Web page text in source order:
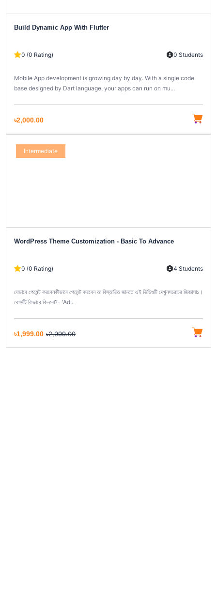
Build Dynamic App With Flutter
0 (0 Rating) 0 Students
Mobile App development is growing day by day. With a single code
base designed by Dart language, your apps can run on mu...
৳2,000.00
Intermediate
WordPress Theme Customization - Basic To Advance
0 (0 Rating) 4 Students
যেভাবে পেমেন্ট করবেনকীভাবে পেমেন্ট করবেন তা বিস্তারিত জানতে এই ভিডিওটি দেখুনসচরাচর জিজ্ঞাসা১।
কোর্সটি কিভাবে কিনবো?- 'Ad...
৳1,999.00 ৳2,999.00